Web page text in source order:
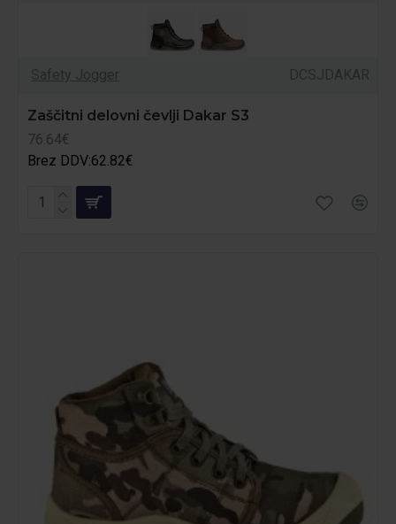
Safety Jogger DCSJDAKAR
Zaščitni delovni čevlji Dakar S3
76.64€
Brez DDV:62.82€